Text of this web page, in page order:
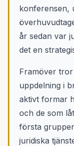
konferensen,
år sedan var
det en
Framöver tror
uppdelning i
aktivt formar
och de som
första
juridiska